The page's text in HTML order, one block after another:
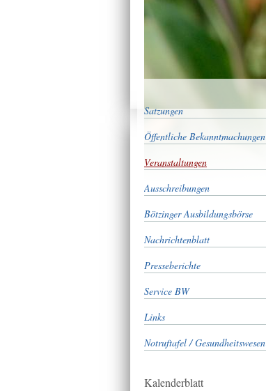
Satzungen
Öffentliche Bekanntmachungen
Veranstaltungen
Ausschreibungen
Bötzinger Ausbildungsbörse
Nachrichtenblatt
Presseberichte
Service BW
Links
Notruftafel / Gesundheitswesen
Kalenderblatt